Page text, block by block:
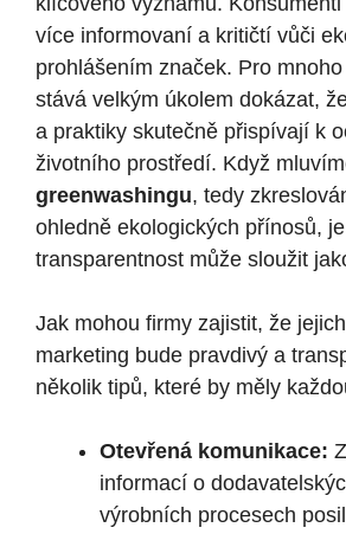
více informovaní a kritičtí vůči
prohlášením značek. Pro
stává velkým úkolem dokázat,
a praktiky skutečně přispívají k
životního prostředí. Když
greenwashingu, tedy
ohledně ekologických přínosů,
transparentnost může sloužit
Jak mohou firmy zajistit, že
marketing bude pravdivý a
několik tipů, které by měly
Otevřená komunikace:
informací o
výrobních procesech